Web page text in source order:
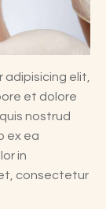
adipisicing elit,
et dolore
nostrud
ex ea
in
consectetur